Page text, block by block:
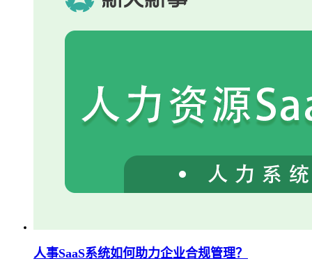
人事SaaS系统如何助力企业合规管理？